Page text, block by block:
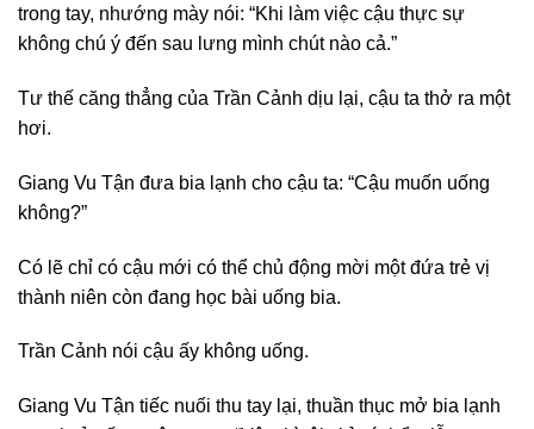
trong tay, nhướng mày nói: “Khi làm việc cậu thực sự
không chú ý đến sau lưng mình chút nào cả.”
Tư thế căng thẳng của Trần Cảnh dịu lại, cậu ta thở ra một
hơi.
Giang Vu Tận đưa bia lạnh cho cậu ta: “Cậu muốn uống
không?”
Có lẽ chỉ có cậu mới có thể chủ động mời một đứa trẻ vị
thành niên còn đang học bài uống bia.
Trần Cảnh nói cậu ấy không uống.
Giang Vu Tận tiếc nuối thu tay lại, thuần thục mở bia lạnh